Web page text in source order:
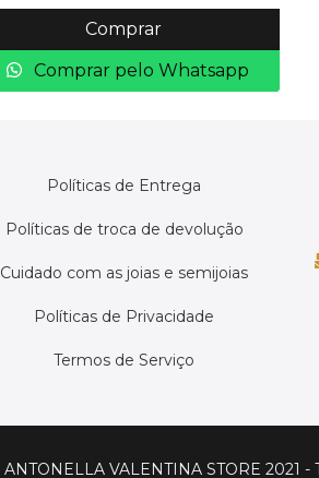
Comprar
Comprar pelo Whatsapp
Políticas de Entrega
Políticas de troca de devolução
Cuidado com as joias e semijoias
Políticas de Privacidade
Termos de Serviço
ANTONELLA VALENTINA STORE 2021 -